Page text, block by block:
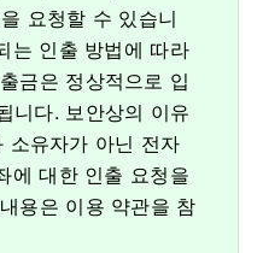
요청할 수 있습니
는 인출 방법에 따라
출금은 정상적으로 입
니다. 보안상의 이유
유자가 아닌 전자
에 대한 인출 요청을
용은 이용 약관을 참